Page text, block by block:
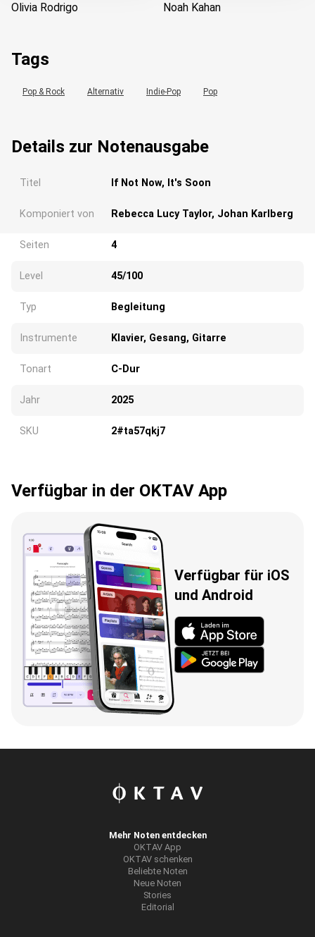
Wird geladen...
Olivia Rodrigo
Noah Kahan
Tags
Pop & Rock Alternativ Indie-Pop Pop
Details zur Notenausgabe
Titel If Not Now, It's Soon
Komponiert von Rebecca Lucy Taylor, Johan Karlberg
Seiten 4
Level 45/100
Typ Begleitung
Instrumente Klavier, Gesang, Gitarre
Tonart C-Dur
Jahr 2025
SKU 2#ta57qkj7
Verfügbar in der OKTAV App
Verfügbar für iOS
und Android
Mehr Noten entdecken
OKTAV App
OKTAV schenken
Beliebte Noten
Neue Noten
Stories
Editorial